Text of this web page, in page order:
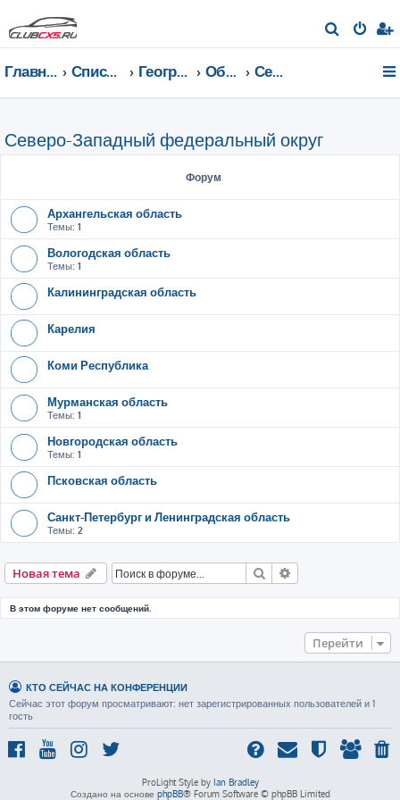
о
Главная страница Список форумов География Клуба CX-5 CLUB Общение по регионам Северо-Западный федеральный округ
Северо-Западный федеральный округ
Форум
Архангельская область
Темы: 1
Вологодская область
Темы: 1
Калининградская область
Карелия
Коми Республика
Мурманская область
Темы: 1
Новгородская область
Темы: 1
Псковская область
Санкт-Петербург и Ленинградская область
Темы: 2
Новая тема Поиск
В этом форуме нет сообщений.
Перейти
КТО СЕЙЧАС НА КОНФЕРЕНЦИИ
Сейчас этот форум просматривают: нет зарегистрированных пользователей и 1
гость
ProLight Style by Ian Bradley
Создано на основе phpBB® Forum Software © phpBB Limited